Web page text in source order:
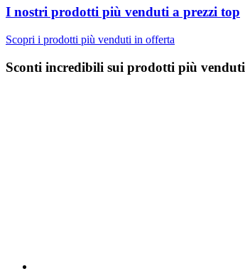
I nostri prodotti più venduti a prezzi top
Scopri i prodotti più venduti in offerta
Sconti incredibili sui prodotti più venduti